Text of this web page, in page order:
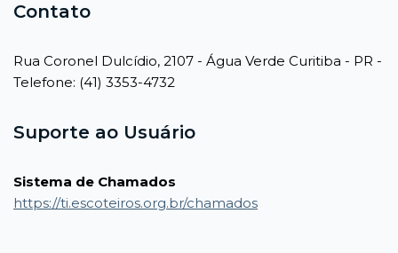
Contato
Rua Coronel Dulcídio, 2107 - Água Verde Curitiba - PR -
Telefone: (41) 3353-4732
Suporte ao Usuário
Sistema de Chamados
https://ti.escoteiros.org.br/chamados